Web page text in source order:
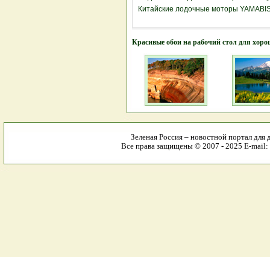
Китайские лодочные моторы
Красивые обои на рабочий стол для
Зеленая Россия – новостной портал для
Все права защищены © 2007 - 2025 E-mail: